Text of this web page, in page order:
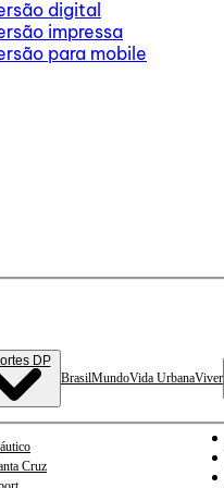
digital
impressa
para mobile
DP
Cruz
BrasilMundoVida UrbanaViver